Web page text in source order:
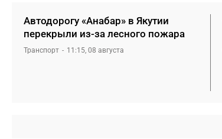
Автодорогу «Анабар» в Якутии
перекрыли из-за лесного пожара
Транспорт 11:15, 08 августа